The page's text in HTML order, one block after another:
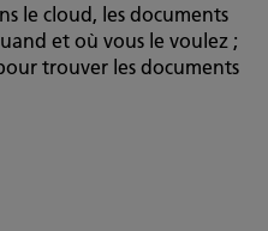
le cloud, les documents
et où vous le voulez ;
trouver les documents